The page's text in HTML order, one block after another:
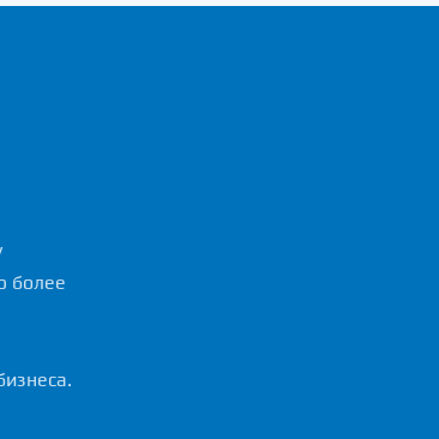
более